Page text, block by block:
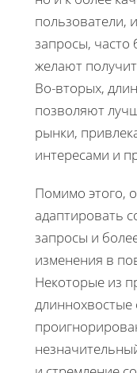
пользователи,
запросы, часто
желают
Во-вторых,
позволяют
рынки,
интересами и
Помимо этого,
адаптировать
запросы и
изменения в
Некоторые из
длиннохвостые